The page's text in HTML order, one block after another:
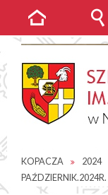
KOPACZA
2024
PAŹDZIERNIK.2024R.
Strona
główna